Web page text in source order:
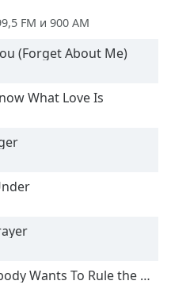
FM и 900 AM
(Forget About Me)
What Love Is
Wants To Rule the World